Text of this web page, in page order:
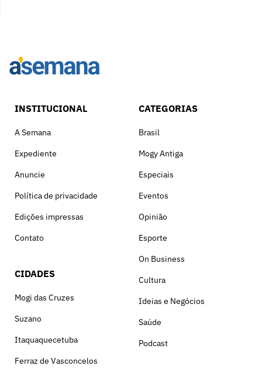
INSTITUCIONAL
A Semana
Expediente
Anuncie
Política de privacidade
Edições impressas
Contato
CIDADES
Mogi das Cruzes
Suzano
Itaquaquecetuba
Ferraz de Vasconcelos
CATEGORIAS
Brasil
Mogy Antiga
Especiais
Eventos
Opinião
Esporte
On Business
Cultura
Ideias e Negócios
Saúde
Podcast